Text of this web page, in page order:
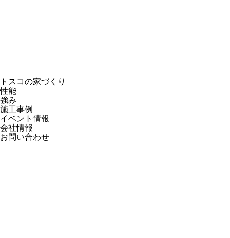
トスコの家づくり
性能
強み
施工事例
イベント情報
会社情報
お問い合わせ